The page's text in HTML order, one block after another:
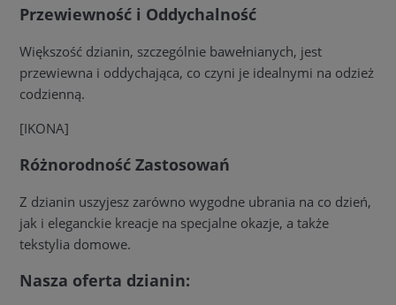
Przewiewność i Oddychalność
Większość dzianin, szczególnie bawełnianych, jest
przewiewna i oddychająca, co czyni je idealnymi na odzież
codzienną.
[IKONA]
Różnorodność Zastosowań
Z dzianin uszyjesz zarówno wygodne ubrania na co dzień,
jak i eleganckie kreacje na specjalne okazje, a także
tekstylia domowe.
Nasza oferta dzianin: